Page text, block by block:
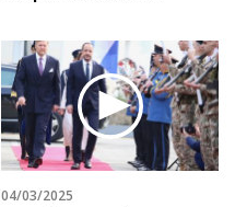
04/03/2025